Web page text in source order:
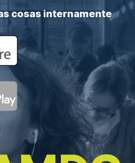
cosas internamente